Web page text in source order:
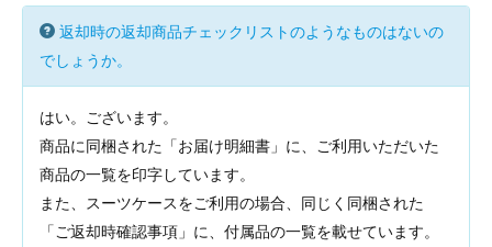
返却時の返却商品チェックリストのようなものはないの
でしょうか。
はい。ございます。
商品に同梱された「お届け明細書」に、ご利用いただいた
商品の一覧を印字しています。
また、スーツケースをご利用の場合、同じく同梱された
「ご返却時確認事項」に、付属品の一覧を載せています。